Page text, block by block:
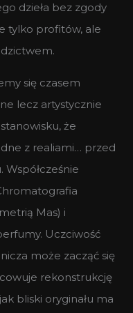
dzieła bez zgody
tylko profitów, ale
się czasem
lecz artystycznie
że
z realiami… przed
Mas) i
Uczciwość
może zacząć się
rekonstrukcję
bliski oryginału ma